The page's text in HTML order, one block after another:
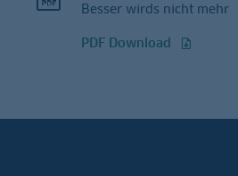
Besser wirds nicht mehr
PDF Download